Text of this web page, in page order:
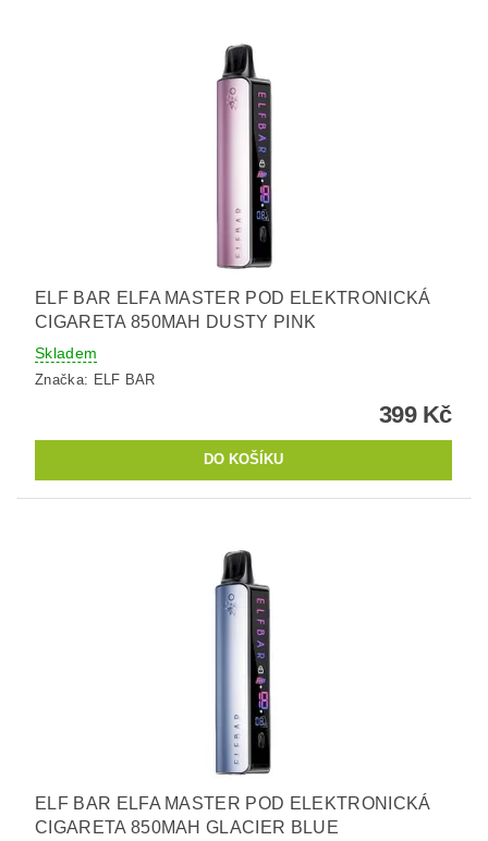
ELF BAR ELFA MASTER POD ELEKTRONICKÁ
CIGARETA 850MAH DUSTY PINK
Skladem
Značka: ELF BAR
399 Kč
ELF BAR ELFA MASTER POD ELEKTRONICKÁ
CIGARETA 850MAH GLACIER BLUE